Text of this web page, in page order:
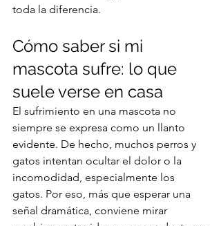
toda la diferencia.
Cómo saber si mi
mascota sufre: lo que
suele verse en casa
El sufrimiento en una mascota no
siempre se expresa como un llanto
evidente. De hecho, muchos perros y
gatos intentan ocultar el dolor o la
incomodidad, especialmente los
gatos. Por eso, más que esperar una
señal dramática, conviene mirar